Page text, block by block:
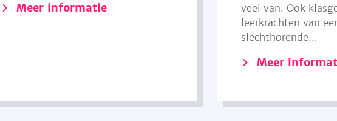
Meer informatie
veel van. Ook
leerkrachten van
slechthorende...
Meer